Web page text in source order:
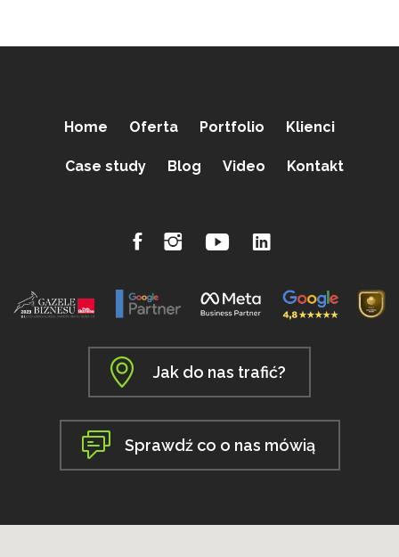
Home Oferta Portfolio Klienci
Case study Blog Video Kontakt
Jak do nas trafić?
Sprawdź co o nas mówią